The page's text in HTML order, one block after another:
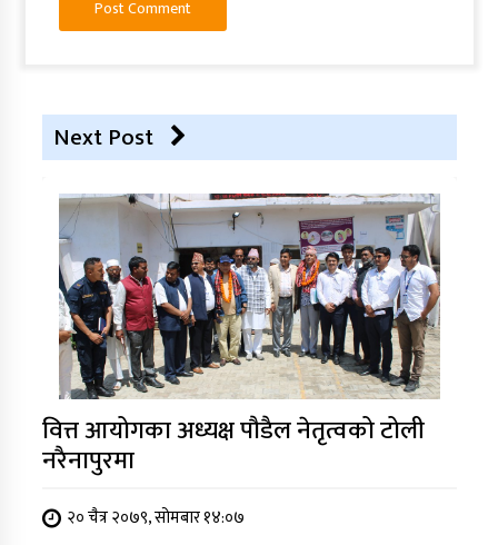
Next Post
वित्त आयोगका अध्यक्ष पौडैल नेतृत्वको टोली
नरैनापुरमा
२० चैत्र २०७९, सोमबार १४:०७